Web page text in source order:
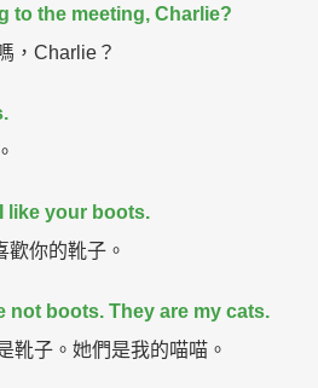
to the meeting, Charlie?
，Charlie？
like your boots.
歡你的靴子。
not boots. They are my cats.
靴子。她們是我的喵喵。